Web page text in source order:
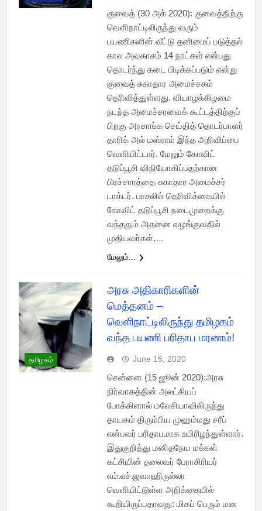
குவைத் (30 அக் 2020): குவைத்திற்கு
வெளிநாட்டிலிருந்து வரும்
பயணிகளின் வீட்டு தனிமைப் படுத்தல்
கால அவகாசம் 14 நாட்கள் என்பது
தொடர்ந்து கடை பிடிக்கப்படும் என்று
குவைத் சுகாதார அமைச்சகம்
தெரிவித்துள்ளது. வியாழக்கிழமை
நடந்த அமைச்சரவைக் கூட்டத்திற்குப்
பிறகு அரசாங்க செய்தித் தொடர்பாளர்
தாரிக் அல் மஸ்ராம் இந்த அறிவிப்பை
வெளியிட்டார். மேலும் கோவிட்
தடுப்பூசி விநியோகிப்பதற்கான
பிரச்சாரத்தை சுகாதார அமைச்சர்
டாக்டர். பாசலில் தெரிவிக்கையில்
கோவிட் தடுப்பூசி நடைமுறைக்கு
வந்ததும் அதனை வழங்குவதில்
முதியவர்கள்,…
மேலும்...
தமிழகம்
அரசு அதிகாரிகளின்
மெத்தனம் –
வெளிநாட்டிலிருந்து தமிழகம்
வந்த பயணி பரிதாப மரணம்!
June 15, 2020
சென்னை (15 ஜூன் 2020):அரசு
நிர்வாகத்தின் அலட்சியப்
போக்கினால் மலேசியாவிலிருந்து
தாயகம் திரும்பிய முஹம்மது சரீப்
என்பவர் பரிதாபமாக உயிரிழந்துள்ளார்.
இதுகுறித்து மனிதநேய மக்கள்
கட்சியின் தலைவர் பேராசிரியர்
எம்.எச்.ஜவாஹிருல்லா
வெளியிட்டுள்ள அறிக்கையில்
கூறியிருப்பதாவது: மிகப் பெரும் மன